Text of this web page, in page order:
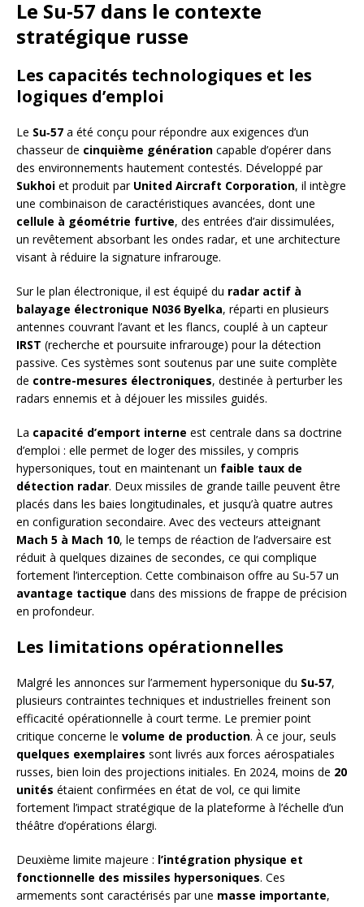
Le Su‑57 dans le contexte
stratégique russe
Les capacités technologiques et les
logiques d’emploi
Le Su‑57 a été conçu pour répondre aux exigences d’un
chasseur de cinquième génération capable d’opérer dans
des environnements hautement contestés. Développé par
Sukhoi et produit par United Aircraft Corporation, il intègre
une combinaison de caractéristiques avancées, dont une
cellule à géométrie furtive, des entrées d’air dissimulées,
un revêtement absorbant les ondes radar, et une architecture
visant à réduire la signature infrarouge.
Sur le plan électronique, il est équipé du radar actif à
balayage électronique N036 Byelka, réparti en plusieurs
antennes couvrant l’avant et les flancs, couplé à un capteur
IRST (recherche et poursuite infrarouge) pour la détection
passive. Ces systèmes sont soutenus par une suite complète
de contre-mesures électroniques, destinée à perturber les
radars ennemis et à déjouer les missiles guidés.
La capacité d’emport interne est centrale dans sa doctrine
d’emploi : elle permet de loger des missiles, y compris
hypersoniques, tout en maintenant un faible taux de
détection radar. Deux missiles de grande taille peuvent être
placés dans les baies longitudinales, et jusqu’à quatre autres
en configuration secondaire. Avec des vecteurs atteignant
Mach 5 à Mach 10, le temps de réaction de l’adversaire est
réduit à quelques dizaines de secondes, ce qui complique
fortement l’interception. Cette combinaison offre au Su‑57 un
avantage tactique dans des missions de frappe de précision
en profondeur.
Les limitations opérationnelles
Malgré les annonces sur l’armement hypersonique du Su‑57,
plusieurs contraintes techniques et industrielles freinent son
efficacité opérationnelle à court terme. Le premier point
critique concerne le volume de production. À ce jour, seuls
quelques exemplaires sont livrés aux forces aérospatiales
russes, bien loin des projections initiales. En 2024, moins de 20
unités étaient confirmées en état de vol, ce qui limite
fortement l’impact stratégique de la plateforme à l’échelle d’un
théâtre d’opérations élargi.
Deuxième limite majeure : l’intégration physique et
fonctionnelle des missiles hypersoniques. Ces
armements sont caractérisés par une masse importante,